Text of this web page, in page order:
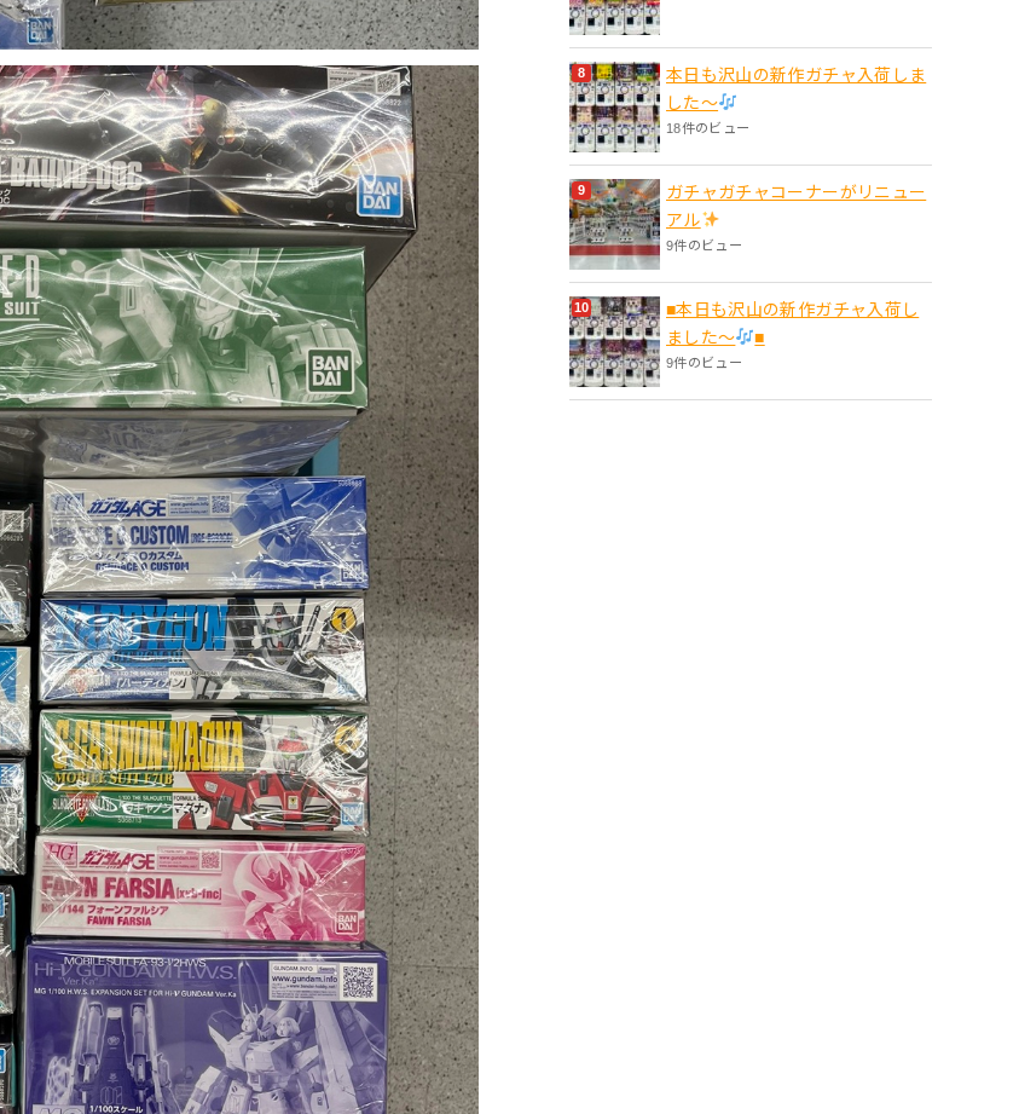
本日も沢山の新作ガチャ入荷しま
した〜
18件のビュー
ガチャガチャコーナーがリニュー
アル
9件のビュー
■本日も沢山の新作ガチャ入荷し
ました〜
■
9件のビュー